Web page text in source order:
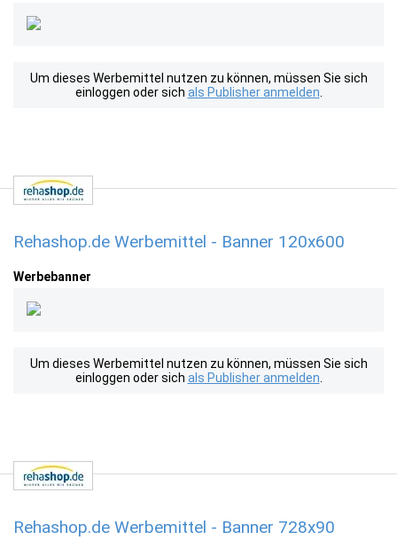
Um dieses Werbemittel nutzen zu können, müssen Sie sich
einloggen oder sich als Publisher anmelden
Rehashop.de Werbemittel - Banner 120x600
Werbebanner
Um dieses Werbemittel nutzen zu können, müssen Sie sich
einloggen oder sich als Publisher anmelden
Rehashop.de Werbemittel - Banner 728x90